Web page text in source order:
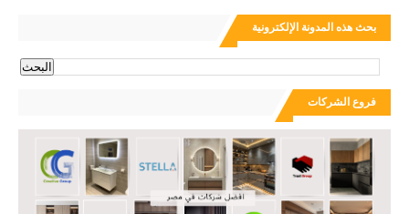
بحث هذه المدونة الإلكترونية
فروع الشركات